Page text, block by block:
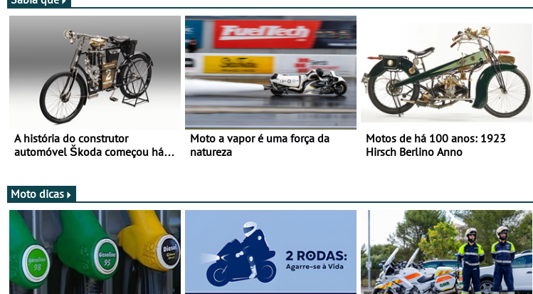
A história do construtor
automóvel Škoda começou há
Moto a vapor é uma força da
natureza
Motos de há 100 anos: 1923
Hirsch Berlino Anno
Moto dicas